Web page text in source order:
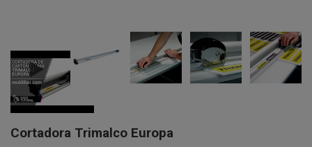
Cortadora Trimalco Europa